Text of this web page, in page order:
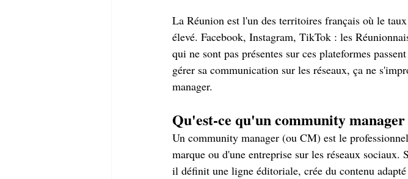
La Réunion est l'un des territoires français où le
élevé. Facebook, Instagram, TikTok : les
qui ne sont pas présentes sur ces plateformes
gérer sa communication sur les réseaux, ça ne
manager.
Qu'est-ce qu'un community manager
Un community manager (ou CM) est le
marque ou d'une entreprise sur les réseaux
il définit une ligne éditoriale, crée du contenu